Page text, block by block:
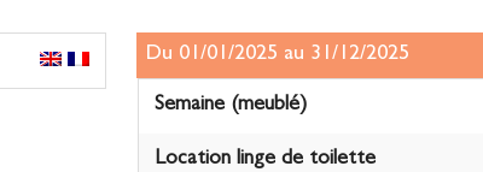
Semaine (meublé)
Location linge de toilette